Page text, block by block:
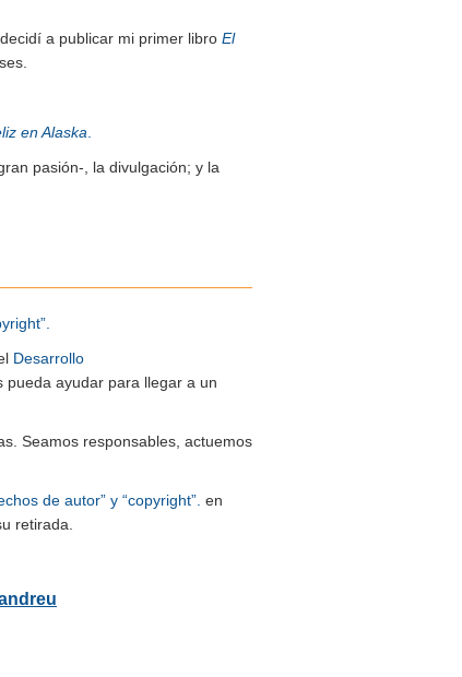
a publicar mi primer libro El
en Alaska
pasión-, la divulgación; y la
Desarrollo
pueda ayudar para llegar a un
Seamos responsables, actuemos
de autor” y “copyright”. en
retirada.